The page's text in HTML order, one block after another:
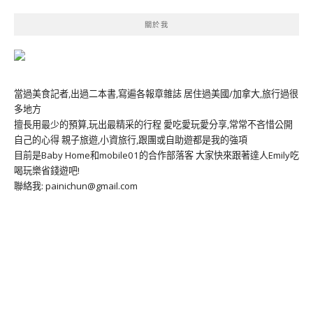
關於我
當過美食記者,出過二本書,寫遍各報章雜誌 居住過美國/加拿大,旅行過很
多地方
擅長用最少的預算,玩出最精采的行程 愛吃愛玩愛分享,常常不吝惜公開
自己的心得 親子旅遊,小資旅行,跟團或自助遊都是我的強項
目前是Baby Home和mobile01的合作部落客 大家快來跟著達人Emily吃
喝玩樂省錢遊吧!
聯絡我: painichun@gmail.com